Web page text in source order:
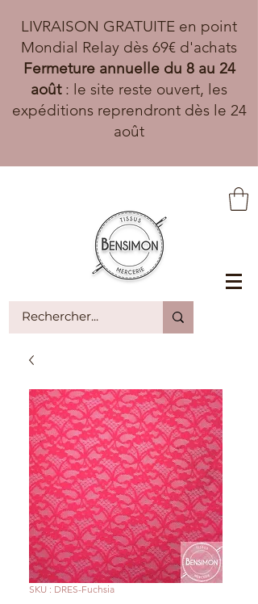
LIVRAISON GRATUITE en point
Mondial Relay dès 69€ d'achats
Fermeture annuelle du 8 au 24
août: le site reste ouvert, les
expéditions reprendront dès le 24
août
SKU : DRES-Fuchsia